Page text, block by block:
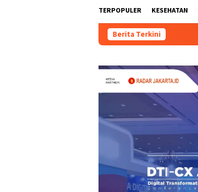
TERPOPULER KESEHATAN
Berita Terkini